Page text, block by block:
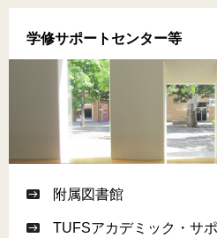
学修サポートセンター等
附属図書館
TUFSアカデミック・サ